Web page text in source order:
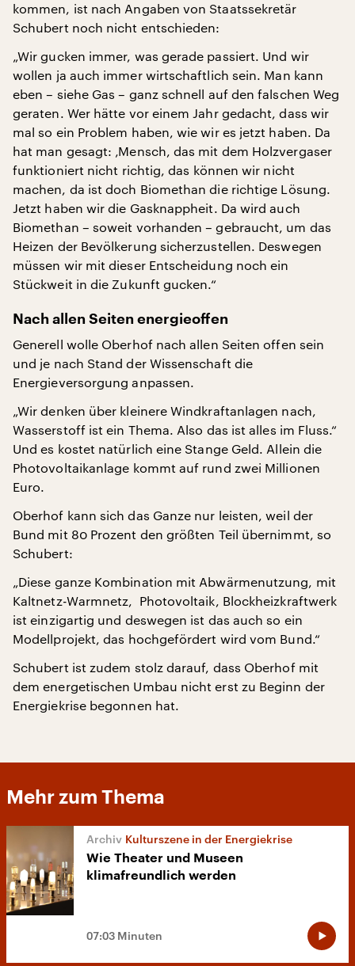
kommen, ist nach Angaben von Staatssekretär
Schubert noch nicht entschieden:
„Wir gucken immer, was gerade passiert. Und wir
wollen ja auch immer wirtschaftlich sein. Man kann
eben – siehe Gas – ganz schnell auf den falschen Weg
geraten. Wer hätte vor einem Jahr gedacht, dass wir
mal so ein Problem haben, wie wir es jetzt haben. Da
hat man gesagt: ‚Mensch, das mit dem Holzvergaser
funktioniert nicht richtig, das können wir nicht
machen, da ist doch Biomethan die richtige Lösung.
Jetzt haben wir die Gasknappheit. Da wird auch
Biomethan – soweit vorhanden – gebraucht, um das
Heizen der Bevölkerung sicherzustellen. Deswegen
müssen wir mit dieser Entscheidung noch ein
Stückweit in die Zukunft gucken.“
Nach allen Seiten energieoffen
Generell wolle Oberhof nach allen Seiten offen sein
und je nach Stand der Wissenschaft die
Energieversorgung anpassen.
„Wir denken über kleinere Windkraftanlagen nach,
Wasserstoff ist ein Thema. Also das ist alles im Fluss.“
Und es kostet natürlich eine Stange Geld. Allein die
Photovoltaikanlage kommt auf rund zwei Millionen
Euro.
Oberhof kann sich das Ganze nur leisten, weil der
Bund mit 80 Prozent den größten Teil übernimmt, so
Schubert:
„Diese ganze Kombination mit Abwärmenutzung, mit
Kaltnetz-Warmnetz, Photovoltaik, Blockheizkraftwerk
ist einzigartig und deswegen ist das auch so ein
Modellprojekt, das hochgefördert wird vom Bund.“
Schubert ist zudem stolz darauf, dass Oberhof mit
dem energetischen Umbau nicht erst zu Beginn der
Energiekrise begonnen hat.
Mehr zum Thema
Kulturszene in der Energiekrise
Wie Theater und Museen
klimafreundlich werden
07:03 Minuten